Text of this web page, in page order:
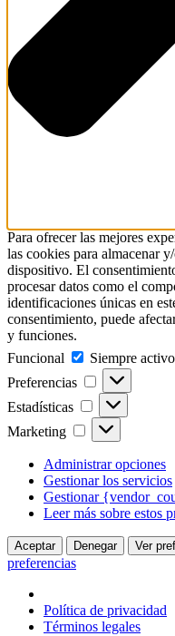
Para ofrecer las mejores
las cookies para almacenar
dispositivo. El
procesar datos como el
identificaciones únicas en
consentimiento, puede
y funciones.
Funcional
Funcional
Siempre activo
Preferencias
Preferencias
Estadísticas Estadísticas
Marketing Marketing
Administrar opciones
Gestionar los servicios
Gestionar
Leer más sobre estos
Aceptar Denegar Ver
preferencias
Política de privacidad
Términos legales